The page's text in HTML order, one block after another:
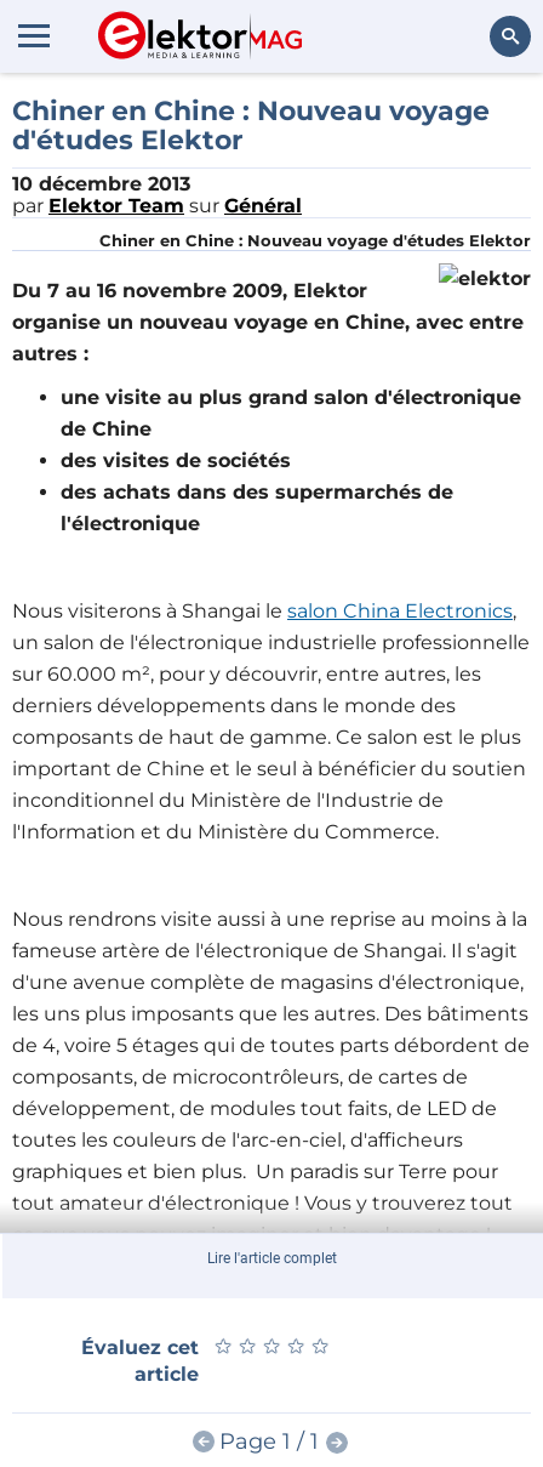
Rechercher
Chiner en Chine : Nouveau voyage
d'études Elektor
10 décembre 2013
par Elektor Team sur Général
Chiner en Chine : Nouveau voyage d'études Elektor
Du 7 au 16 novembre 2009, Elektor
organise un nouveau voyage en Chine, avec entre
autres :
une visite au plus grand salon d'électronique
de Chine
des visites de sociétés
des achats dans des supermarchés de
l'électronique
Nous visiterons à Shangai le salon China Electronics,
un salon de l'électronique industrielle professionnelle
sur 60.000 m², pour y découvrir, entre autres, les
derniers développements dans le monde des
composants de haut de gamme. Ce salon est le plus
important de Chine et le seul à bénéficier du soutien
inconditionnel du Ministère de l'Industrie de
l'Information et du Ministère du Commerce.
Nous rendrons visite aussi à une reprise au moins à la
fameuse artère de l'électronique de Shangai. Il s'agit
d'une avenue complète de magasins d'électronique,
les uns plus imposants que les autres. Des bâtiments
de 4, voire 5 étages qui de toutes parts débordent de
composants, de microcontrôleurs, de cartes de
développement, de modules tout faits, de LED de
toutes les couleurs de l'arc-en-ciel, d'afficheurs
graphiques et bien plus. Un paradis sur Terre pour
tout amateur d'électronique ! Vous y trouverez tout
ce que vous pouvez imaginer et bien davantage !
intéressantes, y compris leur département de
production. Nous tiendrons une
Conferencequi vous permettra d'obtenir quantité
d'informations sur les possibilités commerciales (mais
Lire l'article complet
Évaluez cet
article
★ ★ ★ ★ ★
★ ★ ★ ★ ★
Page 1 / 1